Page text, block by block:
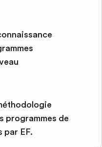
programmes de
par EF.